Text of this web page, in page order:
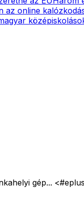
az online
gép...